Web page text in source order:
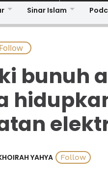
Sinar Islam
bunuh
YAHYA